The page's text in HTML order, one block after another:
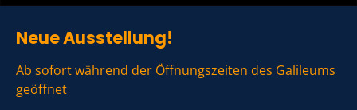
Neue Ausstellung!
Ab sofort während der Öffnungszeiten des Galileums
geöffnet